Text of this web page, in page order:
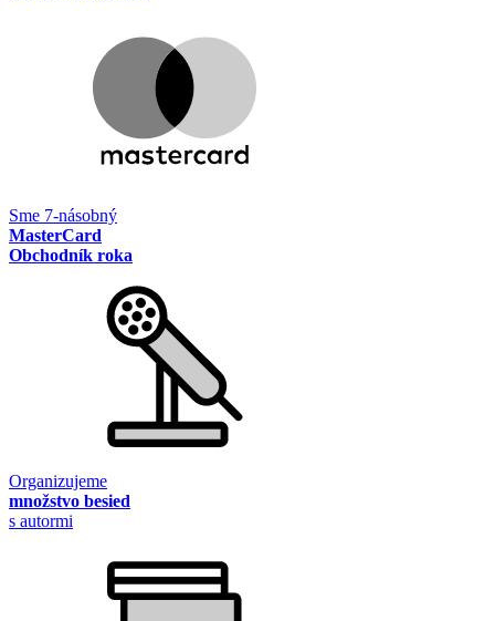
Sme 7-násobný
MasterCard
Obchodník roka
Organizujeme
množstvo besied
s autormi